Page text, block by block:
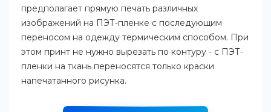
предполагает прямую печать различных
изображений на ПЭТ-пленке с последующим
переносом на одежду термическим способом. При
этом принт не нужно вырезать по контуру - с ПЭТ-
пленки на ткань переносятся только краски
напечатанного рисунка.